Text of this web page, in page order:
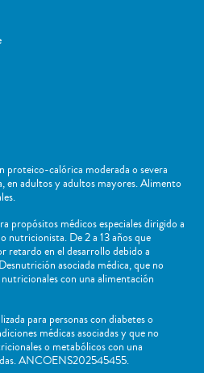
proteico-calórica moderada o severa
en adultos y adultos mayores. Alimento
propósitos médicos especiales dirigido a
nutricionista. De 2 a 13 años que
retardo en el desarrollo debido a
asociada médica, que no
con una alimentación
para personas con diabetes o
médicas asociadas y que no
o metabólicos con una
ANCOENS202545455.